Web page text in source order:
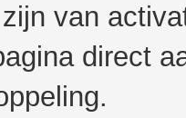
van
direct